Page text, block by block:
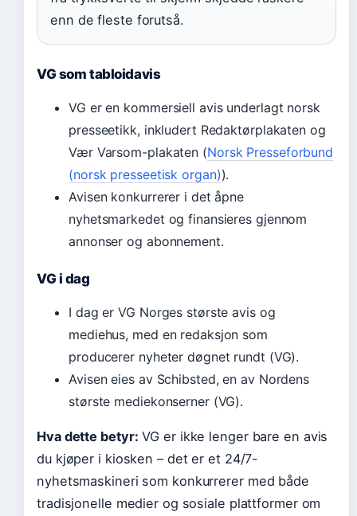
enn de fleste forutså.
VG som tabloidavis
VG er en kommersiell avis underlagt norsk
presseetikk, inkludert Redaktørplakaten og
Vær Varsom-plakaten (Norsk Presseforbund
(norsk presseetisk organ)).
Avisen konkurrerer i det åpne
nyhetsmarkedet og finansieres gjennom
annonser og abonnement.
VG i dag
I dag er VG Norges største avis og
mediehus, med en redaksjon som
producerer nyheter døgnet rundt (VG).
Avisen eies av Schibsted, en av Nordens
største mediekonserner (VG).
Hva dette betyr: VG er ikke lenger bare en avis
du kjøper i kiosken – det er et 24/7-
nyhetsmaskineri som konkurrerer med både
tradisjonelle medier og sosiale plattformer om